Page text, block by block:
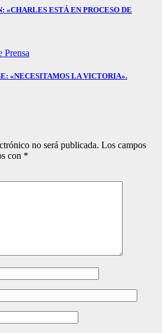
«CHARLES ESTÁ EN PROCESO DE
Prensa
«NECESITAMOS LA VICTORIA».
no será publicada. Los campos
con *